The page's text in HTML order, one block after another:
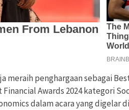
meraih penghargaan sebagai
Awards 2024 kategori
dalam acara yang digelar